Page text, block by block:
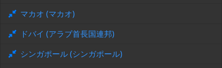
マカオ (マカオ)
ドバイ (アラブ首長国連邦)
シンガポール (シンガポール)